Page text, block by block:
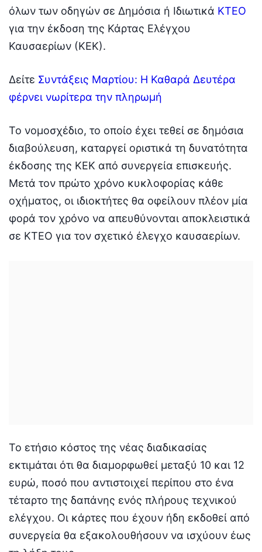
όλων των οδηγών σε Δημόσια ή Ιδιωτικά ΚΤΕΟ
για την έκδοση της Κάρτας Ελέγχου
Καυσαερίων (ΚΕΚ).
Δείτε Συντάξεις Μαρτίου: Η Καθαρά Δευτέρα
φέρνει νωρίτερα την πληρωμή
Το νομοσχέδιο, το οποίο έχει τεθεί σε δημόσια
διαβούλευση, καταργεί οριστικά τη δυνατότητα
έκδοσης της ΚΕΚ από συνεργεία επισκευής.
Μετά τον πρώτο χρόνο κυκλοφορίας κάθε
οχήματος, οι ιδιοκτήτες θα οφείλουν πλέον μία
φορά τον χρόνο να απευθύνονται αποκλειστικά
σε ΚΤΕΟ για τον σχετικό έλεγχο καυσαερίων.
Το ετήσιο κόστος της νέας διαδικασίας
εκτιμάται ότι θα διαμορφωθεί μεταξύ 10 και 12
ευρώ, ποσό που αντιστοιχεί περίπου στο ένα
τέταρτο της δαπάνης ενός πλήρους τεχνικού
ελέγχου. Οι κάρτες που έχουν ήδη εκδοθεί από
συνεργεία θα εξακολουθήσουν να ισχύουν έως